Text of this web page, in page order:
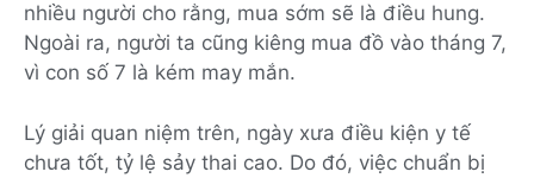
nhiều người cho rằng, mua sớm sẽ là điều hung.
Ngoài ra, người ta cũng kiêng mua đồ vào tháng 7,
vì con số 7 là kém may mắn.
Lý giải quan niệm trên, ngày xưa điều kiện y tế
chưa tốt, tỷ lệ sảy thai cao. Do đó, việc chuẩn bị